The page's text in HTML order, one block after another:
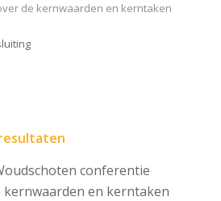
de kernwaarden en kerntaken
conferentie
en kerntaken